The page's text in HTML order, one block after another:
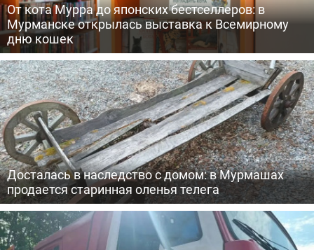
От кота Мурра до японских бестселлеров: в
Мурманске открылась выставка к Всемирному
дню кошек
Досталась в наследство с домом: в Мурмашах
продается старинная оленья телега